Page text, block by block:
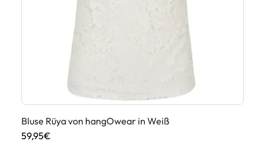
Bluse Rüya von hangOwear in Weiß
59,95€